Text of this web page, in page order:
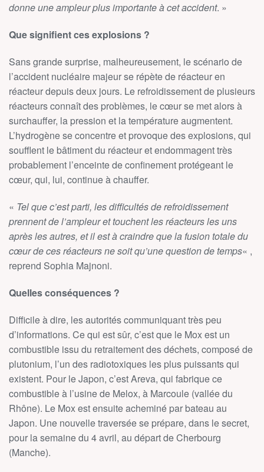
donne une ampleur plus importante à cet accident. »
Que signifient ces explosions ?
Sans grande surprise, malheureusement, le scénario de
l’accident nucléaire majeur se répète de réacteur en
réacteur depuis deux jours. Le refroidissement de plusieurs
réacteurs connaît des problèmes, le cœur se met alors à
surchauffer, la pression et la température augmentent.
L’hydrogène se concentre et provoque des explosions, qui
soufflent le bâtiment du réacteur et endommagent très
probablement l’enceinte de confinement protégeant le
cœur, qui, lui, continue à chauffer.
« Tel que c’est parti, les difficultés de refroidissement
prennent de l’ampleur et touchent les réacteurs les uns
après les autres, et il est à craindre que la fusion totale du
cœur de ces réacteurs ne soit qu’une question de temps« ,
reprend Sophia Majnoni.
Quelles conséquences ?
Difficile à dire, les autorités communiquant très peu
d’informations. Ce qui est sûr, c’est que le Mox est un
combustible issu du retraitement des déchets, composé de
plutonium, l’un des radiotoxiques les plus puissants qui
existent. Pour le Japon, c’est Areva, qui fabrique ce
combustible à l’usine de Melox, à Marcoule (vallée du
Rhône). Le Mox est ensuite acheminé par bateau au
Japon. Une nouvelle traversée se prépare, dans le secret,
pour la semaine du 4 avril, au départ de Cherbourg
(Manche).